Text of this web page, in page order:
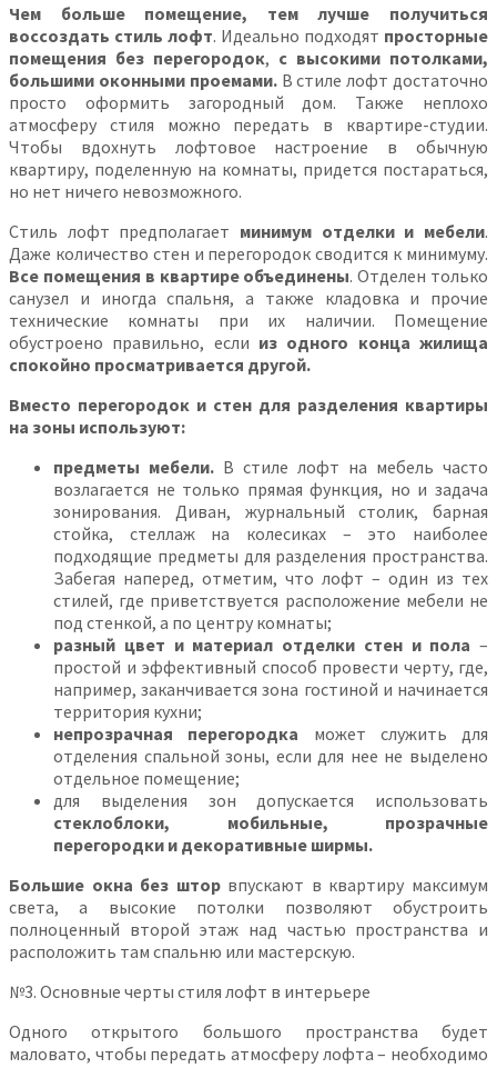
Чем больше помещение, тем лучше получиться
воссоздать стиль лофт. Идеально подходят просторные
помещения без перегородок, с высокими потолками,
большими оконными проемами.В стиле лофт достаточно
просто оформить загородный дом. Также неплохо
атмосферу стиля можно передать в квартире-студии.
Чтобы вдохнуть лофтовое настроение в обычную
квартиру, поделенную на комнаты, придется постараться,
но нет ничего невозможного.
Стиль лофт предполагает минимум отделки и мебели.
Даже количество стен и перегородок сводится к минимуму.
Все помещения в квартире объединены. Отделен только
санузел и иногда спальня, а также кладовка и прочие
технические комнаты при их наличии. Помещение
обустроено правильно, если из одного конца жилища
спокойно просматривается другой.
Вместо перегородок и стен для разделения квартиры
на зоны используют:
предметы мебели. В стиле лофт на мебель часто
возлагается не только прямая функция, но и задача
зонирования. Диван, журнальный столик, барная
стойка, стеллаж на колесиках – это наиболее
подходящие предметы для разделения пространства.
Забегая наперед, отметим, что лофт – один из тех
стилей, где приветствуется расположение мебели не
под стенкой, а по центру комнаты;
разный цвет и материал отделки стен и пола –
простой и эффективный способ провести черту, где,
например, заканчивается зона гостиной и начинается
территория кухни;
непрозрачная перегородка может служить для
отделения спальной зоны, если для нее не выделено
отдельное помещение;
для выделения зон допускается использовать
стеклоблоки, мобильные, прозрачные
перегородки и декоративные ширмы.
Большие окна без шторвпускают в квартиру максимум
света, а высокие потолки позволяют обустроить
полноценный второй этаж над частью пространства и
расположить там спальню или мастерскую.
№3. Основные черты стиля лофт в интерьере
Одного открытого большого пространства будет
маловато, чтобы передать атмосферу лофта – необходимо